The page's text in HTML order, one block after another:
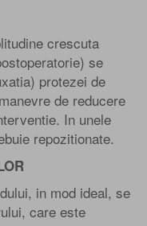
crescuta
se
protezei de
de reducere
In unele
repozitionate.
in mod ideal, se
care este